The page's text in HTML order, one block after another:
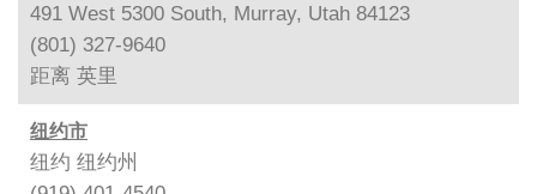
491 West 5300 South, Murray, Utah 84123
(801) 327-9640
距离 英里
纽约市
纽约 纽约州